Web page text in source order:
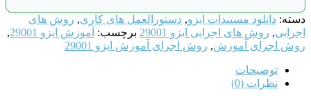
دسته: دانلود مستندات ایزو, دستورالعمل های کاری, روش های
اجرایی, روش های اجرایی ایزو 29001 برچسب: آموزش ایزو 29001
,
روش اجرای آموزش, روش اجرای آموزش ایزو 29001
توضیحات
نظرات (0)